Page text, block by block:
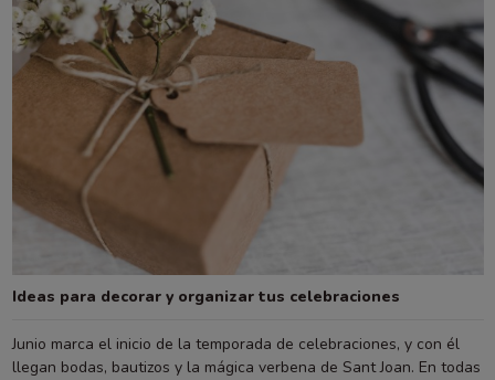
Ideas para decorar y organizar tus celebraciones
Junio marca el inicio de la temporada de celebraciones, y con él
llegan bodas, bautizos y la mágica verbena de Sant Joan. En todas